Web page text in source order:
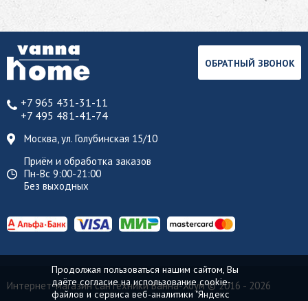
+7 965 431-31-11
+7 495 481-41-74
Москва, ул. Голубинская 15/10
Приём и обработка заказов
Пн-Вс 9:00-21:00
Без выходных
ОБРАТНЫЙ ЗВОНОК
Интернет-магазин сантехники Ванна-Хоум© 2016 - 2026
Продолжая пользоваться нашим сайтом, Вы
даёте согласие на использование cookie-
файлов и сервиса веб-аналитики "Яндекс